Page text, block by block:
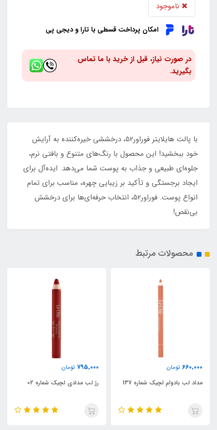
ناموجود
امکان پرداخت قسطی با تارا و دیجی پی
در صورت نیاز، قبل از خرید با ما تماس
بگیرید.
با پالت هایلایتر فوراور52، درخششی خیره‌کننده به آرایش
خود ببخشید! این محصول با رنگ‌های متنوع و بافتی نرم،
جلوه‌ای طبیعی و جذاب به پوست شما می‌دهد. ایده‌آل برای
ایجاد برجستگی و تأکید بر زیبایی چهره، مناسب برای تمام
انواع پوست. فوراور52، انتخاب حرفه‌ای‌ها برای درخشش
بی‌نقص!
محصولات مرتبط
660,000 تومان
مداد لب بادوام لچیک شماره 137
795,000 تومان
رژ لب مدادی لچیک شماره 02